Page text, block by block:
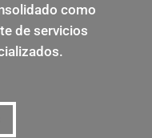
como
de servicios